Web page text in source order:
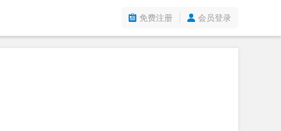
免费注册 会员登录